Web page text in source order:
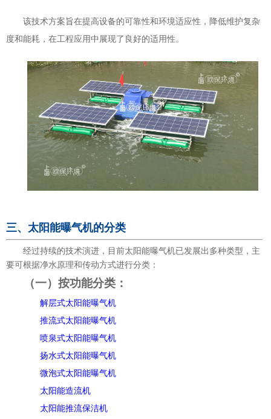
该技术方案旨在提高设备的可靠性和环境适应性，降低维护复杂
度和能耗，在工程应用中展现了良好的适用性。
三、太阳能曝气机的分类
经过持续的技术演进，目前太阳能曝气机已发展出多种类型，主
要可根据净水原理和传动方式进行分类：
（一）按功能分类：
解层式太阳能曝气机
推流式太阳能曝气机
喷泉式太阳能曝气机
扬水式太阳能曝气机
微泡式太阳能曝气机
太阳能造流机
太阳能推流保洁机